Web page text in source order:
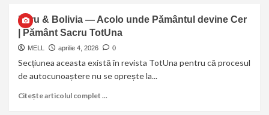
Peru & Bolivia — Acolo unde Pământul devine Cer
| Pământ Sacru TotUna
MELL aprilie 4, 2026 0
Secțiunea aceasta există în revista TotUna pentru că procesul
de autocunoaștere nu se oprește la...
Citește articolul complet ...